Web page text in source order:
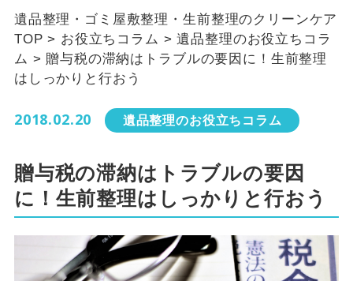
遺品整理・ゴミ屋敷整理・生前整理のクリーンケア
TOP > お役立ちコラム >遺品整理のお役立ちコラ
ム > 贈与税の滞納はトラブルの要因に！生前整理
はしっかりと行おう
2018.02.20 遺品整理のお役立ちコラム
贈与税の滞納はトラブルの要因
に！生前整理はしっかりと行おう